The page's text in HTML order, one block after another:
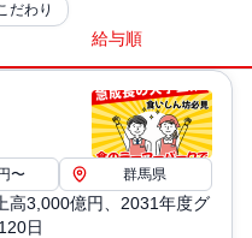
だわり
給与順
〜 群馬県
3,000億円、2031年度グ
日